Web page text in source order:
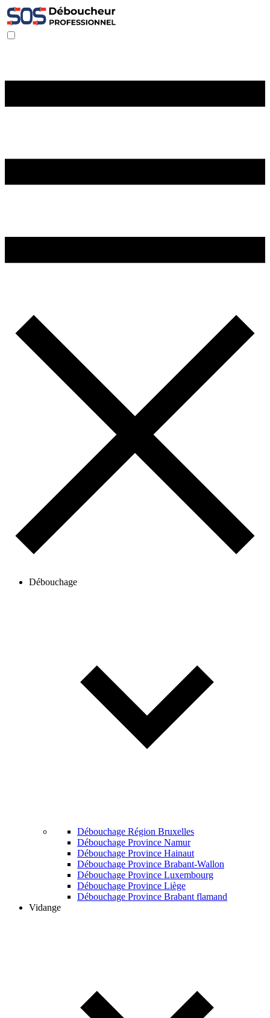
Débouchage
Débouchage Région Bruxelles
Débouchage Province Namur
Débouchage Province Hainaut
Débouchage Province Brabant-Wallon
Débouchage Province Luxembourg
Débouchage Province Liège
Débouchage Province Brabant flamand
Vidange